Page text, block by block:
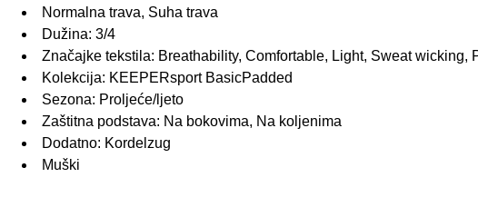
Normalna trava, Suha trava
Dužina: 3/4
Značajke tekstila: Breathability, Comfortable, Light, Sweat wicking,
Kolekcija: KEEPERsport BasicPadded
Sezona: Proljeće/ljeto
Zaštitna podstava: Na bokovima, Na koljenima
Dodatno: Kordelzug
Muški